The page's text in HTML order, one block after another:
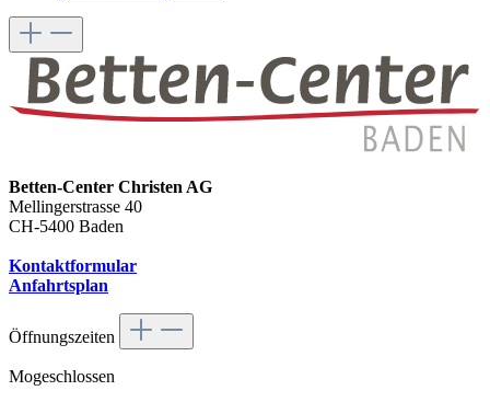
Betten-Center Christen AG
Mellingerstrasse 40
CH-5400 Baden
Kontaktformular
Anfahrtsplan
Öffnungszeiten
Mogeschlossen